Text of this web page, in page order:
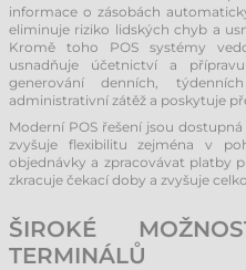
informace o zásobách
eliminuje riziko lidských chyb a
Kromě toho POS systémy
usnadňuje účetnictví a
generování denních,
administrativní zátěž a poskytuje
Moderní POS řešení jsou
zvyšuje flexibilitu zejména v
objednávky a zpracovávat platby
zkracuje čekací doby a zvyšuje
ŠIROKÉ
TERMINÁLŮ